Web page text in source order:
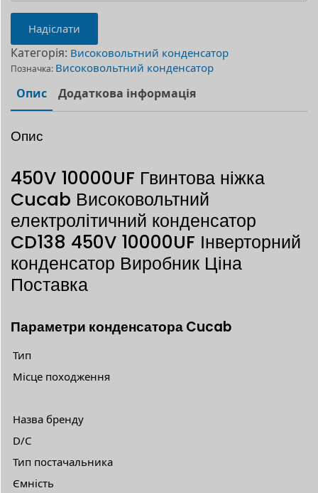
Надіслати
Категорія: Високовольтний конденсатор
Позначка: Високовольтний конденсатор
Опис Додаткова інформація
Опис
450V 10000UF Гвинтова ніжка
Cucab Високовольтний
електролітичний конденсатор
CD138 450V 10000UF Інверторний
конденсатор Виробник Ціна
Поставка
Параметри конденсатора Cucab
Тип
Місце походження
Назва бренду
D/C
Тип постачальника
Ємність